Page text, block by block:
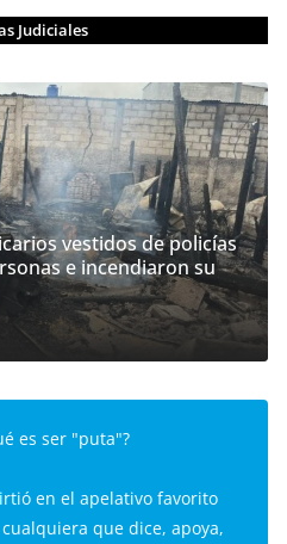
Judiciales
vestidos de policías
e incendiaron su
es ser "puta"?
en el apelativo favorito
que dice, apoya,